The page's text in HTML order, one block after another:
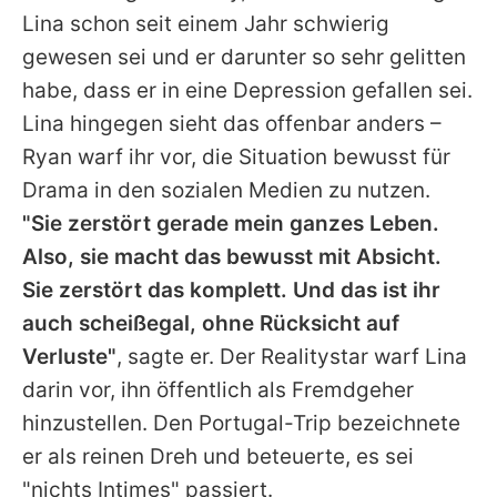
Lina schon seit einem Jahr schwierig
gewesen sei und er darunter so sehr gelitten
habe, dass er in eine Depression gefallen sei.
Lina hingegen sieht das offenbar anders –
Ryan warf ihr vor, die Situation bewusst für
Drama in den sozialen Medien zu nutzen.
"Sie zerstört gerade mein ganzes Leben.
Also, sie macht das bewusst mit Absicht.
Sie zerstört das komplett. Und das ist ihr
auch scheißegal, ohne Rücksicht auf
Verluste", sagte er. Der Realitystar warf Lina
darin vor, ihn öffentlich als Fremdgeher
hinzustellen. Den Portugal-Trip bezeichnete
er als reinen Dreh und beteuerte, es sei
"nichts Intimes" passiert.